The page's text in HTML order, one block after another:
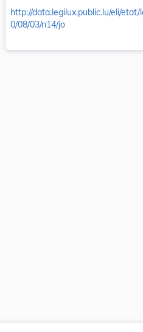
http://data.legilux.public.lu/eli/etat/
0/08/03/n14/jo